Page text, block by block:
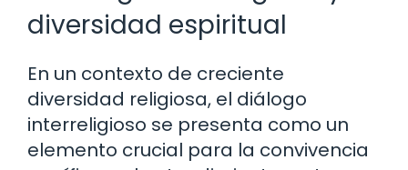
diversidad espiritual
En un contexto de creciente
diversidad religiosa, el diálogo
interreligioso se presenta como un
elemento crucial para la convivencia